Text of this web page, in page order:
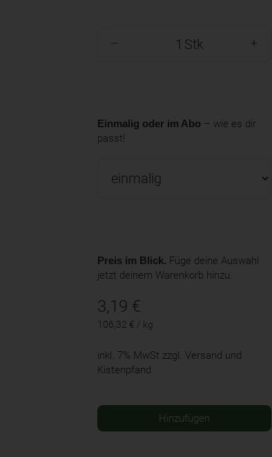
Stk
Einmalig oder im Abo – wie es dir
passt!
Preis im Blick. Füge deine Auswahl
jetzt deinem Warenkorb hinzu.
3,19 €
106,32 € / kg
inkl. 7% MwSt zzgl. Versand und
Kistenpfand
Hinzufügen